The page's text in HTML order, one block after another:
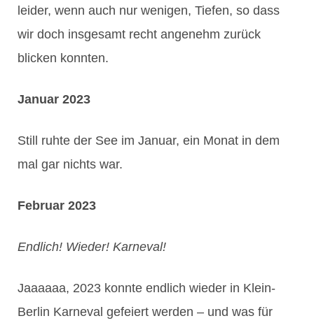
leider, wenn auch nur wenigen, Tiefen, so dass
wir doch insgesamt recht angenehm zurück
blicken konnten.
Januar 2023
Still ruhte der See im Januar, ein Monat in dem
mal gar nichts war.
Februar 2023
Endlich! Wieder! Karneval!
Jaaaaaa, 2023 konnte endlich wieder in Klein-
Berlin Karneval gefeiert werden – und was für